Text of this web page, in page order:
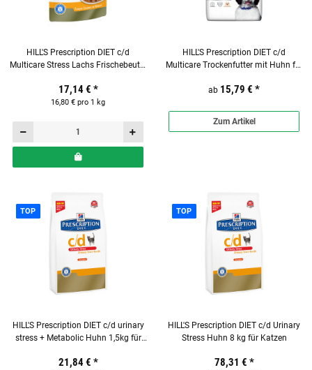
HILL'S Prescription DIET c/d
Multicare Stress Lachs Frischebeutel
17,14 € *
16,80 € pro 1 kg
HILL'S Prescription DIET c/d
Multicare Trockenfutter mit Huhn für
ab 15,79 € *
Zum Artikel
TOP
HILL'S Prescription DIET c/d urinary
stress + Metabolic Huhn 1,5kg für
21,84 € *
TOP
HILL'S Prescription DIET c/d Urinary
Stress Huhn 8 kg für Katzen
78,31 € *